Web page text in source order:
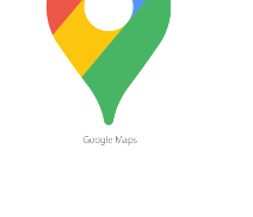
≪新着商品≫ 波佐見焼♪かわ
2023/6/22